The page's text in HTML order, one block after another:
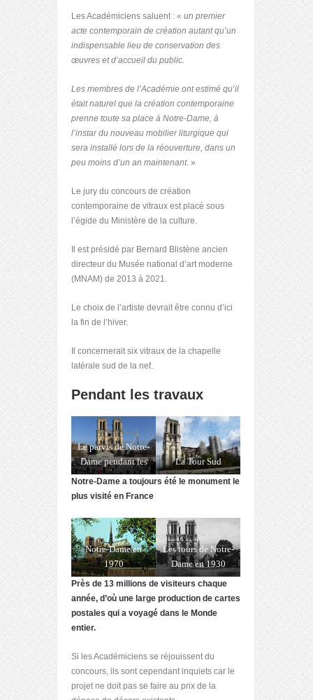
Les Académiciens saluent : « un premier
acte contemporain de création autant qu’un
indispensable lieu de conservation des
œuvres et d’accueil du public.
Les membres de l’Académie ont estimé qu’il
était naturel que la création contemporaine
prenne toute sa place à Notre-Dame, à
l’instar du nouveau mobilier liturgique qui
sera installé lors de la réouverture, dans un
peu moins d’un an maintenant. »
Le jury du concours de création
contemporaine de vitraux est placé sous
l’égide du Ministère de la culture.
Il est présidé par Bernard Blistène ancien
directeur du Musée national d’art moderne
(MNAM) de 2013 à 2021.
Le choix de l’artiste devrait être connu d’ici
la fin de l’hiver.
Il concernerait six vitraux de la chapelle
latérale sud de la nef.
Pendant les travaux
Le parvis de Notre-
Dame pendant les
travaux
La Tour Sud
Notre-Dame a toujours été le monument le
plus visité en France
Notre-Dame en
1970
Les tours de Notre-
Dame en 1930
Près de 13 millions de visiteurs chaque
année, d’où une large production de cartes
postales qui a voyagé dans le Monde
entier.
Si les Académiciens se réjouissent du
concours, ils sont cependant inquiets car le
projet ne doit pas se faire au prix de la